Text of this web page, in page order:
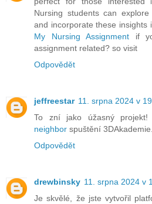
Nursing students can
and incorporate these insights
My Nursing Assignment if
assignment related? so visit
Odpovědět
jeffreestar 11. srpna 2024 v
To zní jako úžasný
neighbor spuštění
Odpovědět
drewbinsky 11. srpna 2024 v
Je skvělé, že jste vytvořil